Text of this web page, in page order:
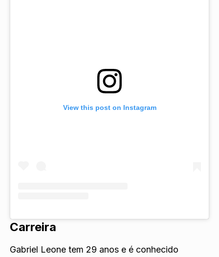
View this post on Instagram
Carreira
Gabriel Leone tem 29 anos e é conhecido